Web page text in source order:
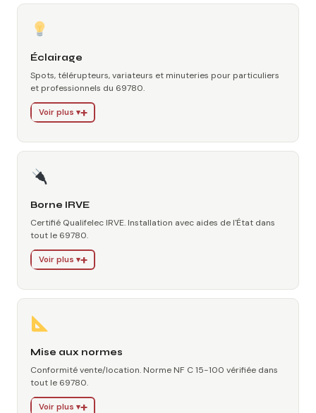
Éclairage
Spots, télérupteurs, variateurs et minuteries pour particuliers
et professionnels du 69780.
Voir plus ▾
Borne IRVE
Certifié Qualifelec IRVE. Installation avec aides de l'État dans
tout le 69780.
Voir plus ▾
Mise aux normes
Conformité vente/location. Norme NF C 15-100 vérifiée dans
tout le 69780.
Voir plus ▾